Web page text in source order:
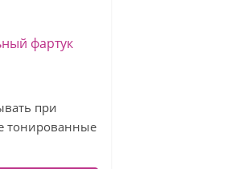
при
тонированные